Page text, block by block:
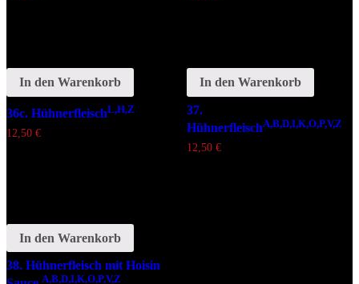
In den Warenkorb
36c. HühnerfleischL,H,Z
12,50 €
In den Warenkorb
37.
HühnerfleischA,B,D,I,K,O,P,V,Z
12,50 €
In den Warenkorb
38. Hühnerfleisch mit Hoisin
A,B,D,I,K,O,P,V,Z